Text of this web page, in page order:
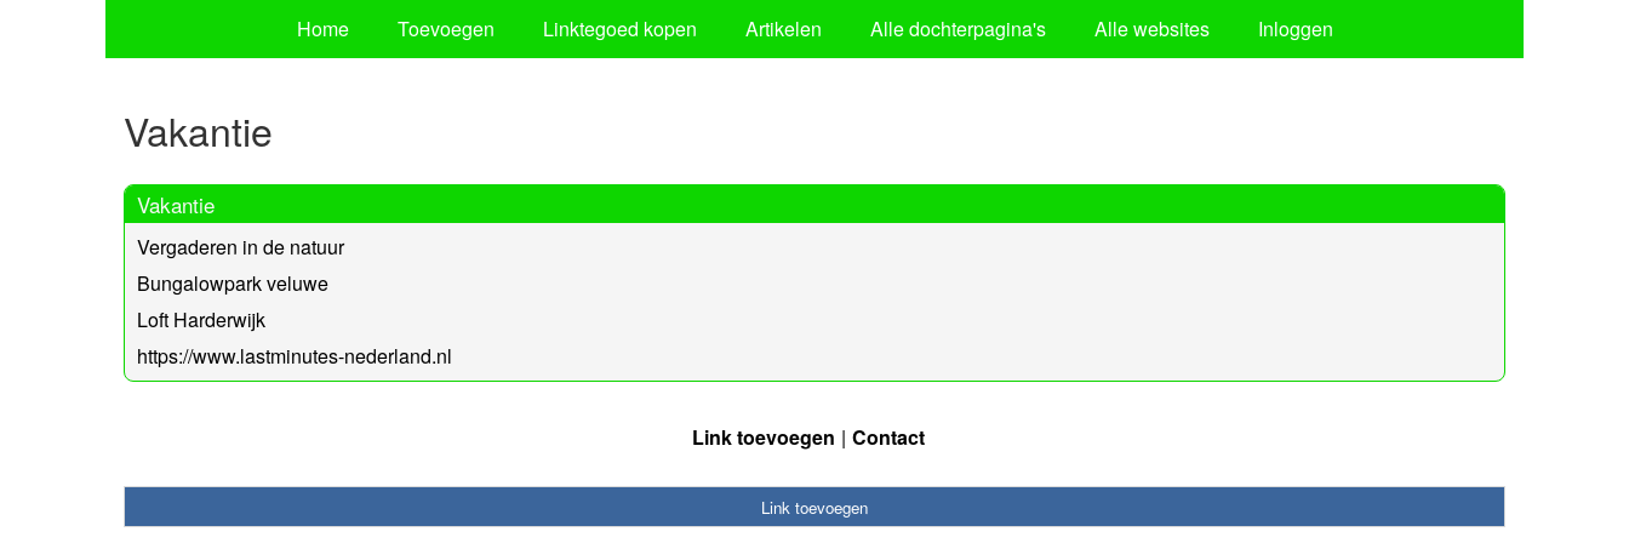
Home Toevoegen Linktegoed kopen Artikelen Alle dochterpagina's Alle websites Inloggen
Vakantie
Vakantie
Vergaderen in de natuur
Bungalowpark veluwe
Loft Harderwijk
https://www.lastminutes-nederland.nl
Link toevoegen Contact
Link toevoegen